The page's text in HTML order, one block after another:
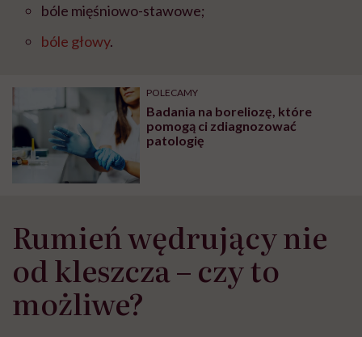
bóle mięśniowo-stawowe;
bóle głowy.
POLECAMY
Badania na boreliozę, które
pomogą ci zdiagnozować
patologię
Rumień wędrujący nie
od kleszcza – czy to
możliwe?